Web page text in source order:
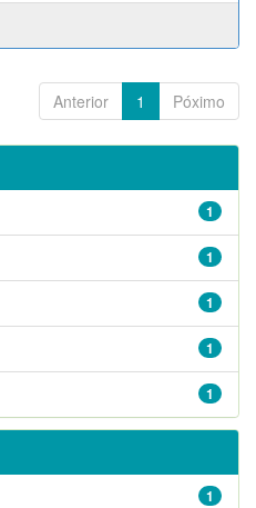
Anterior 1 Póximo
1
1
1
1
1
1